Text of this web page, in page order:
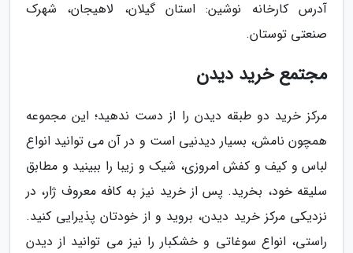
آدرس کارخانه نوشین: استان گیلان، لاهیجان، شهرک
صنعتی توستان.
مجتمع خرید دیدن
مرکز خرید دو طبقه دیدن را از دست ندهید؛ این مجموعه
همچون نامش، بسیار دیدنیی است و در آن می توانید انواع
لباس و کیف و کفش امروزی، شیک و زیبا را ببینید و مطابق
سلیقه خود، بخرید. پس از خرید نیز به کافه معروف ژار، در
نزدیکی مرکز خرید دیدن، بروید و از خودتان پذیرایی کنید.
راستی، انواع سوغاتی و خشکبار را نیز می توانید از دیدن